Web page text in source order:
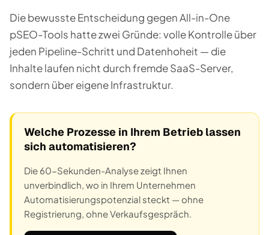
Die bewusste Entscheidung gegen All-in-One
pSEO-Tools hatte zwei Gründe: volle Kontrolle über
jeden Pipeline-Schritt und Datenhoheit — die
Inhalte laufen nicht durch fremde SaaS-Server,
sondern über eigene Infrastruktur.
Welche Prozesse in Ihrem Betrieb lassen
sich automatisieren?
Die 60-Sekunden-Analyse zeigt Ihnen
unverbindlich, wo in Ihrem Unternehmen
Automatisierungspotenzial steckt — ohne
Registrierung, ohne Verkaufsgespräch.